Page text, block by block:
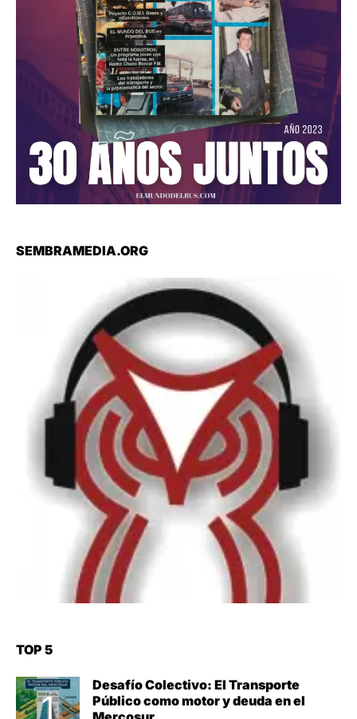
SEMBRAMEDIA.ORG
TOP 5
Desafío Colectivo: El Transporte
Público como motor y deuda en el